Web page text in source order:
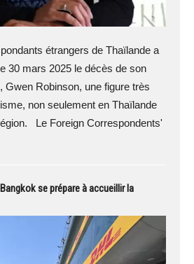
étrangers de Thaïlande a
30 mars 2025 le décès de son
Gwen Robinson, une figure très
non seulement en Thaïlande
Le Foreign Correspondents'
se prépare à accueillir la